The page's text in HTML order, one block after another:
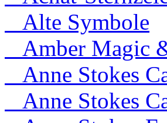
Alte Symbole
Amber Magic
Anne Stokes
Anne Stokes